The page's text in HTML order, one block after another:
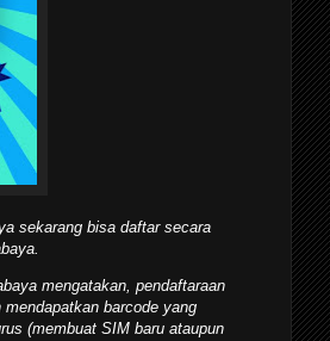
sekarang bisa daftar secara
mengatakan, pendaftaraan
barcode yang
(membuat SIM baru ataupun